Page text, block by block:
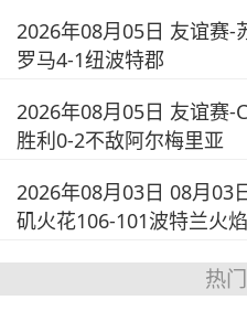
2026年08月05日 友谊赛-
罗马4-1纽波特郡
2026年08月05日 友谊赛-
胜利0-2不敌阿尔梅里亚
2026年08月03日 08月03
矶火花106-101波特兰火
热